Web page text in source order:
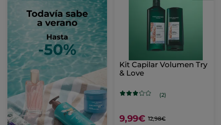
Kit Capilar Volumen Try
& Love
(2)
9,99€ 12,98€